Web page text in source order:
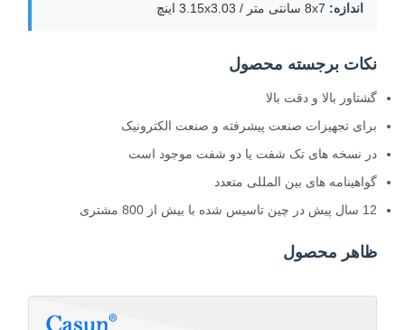
اندازه:8x7 سانتی متر / 3.15x3.03 اینچ
نکات برجسته محصول
گشتاور بالا و دقت بالا
برای تجهیزات صنعت پیشرفته و صنعت الکترونیک
در نسخه های تک شفت یا دو شفت موجود است
گواهینامه های بین المللی متعدد
12 سال پیش در چین تاسیس شده با بیش از 800 مشتری
ظاهر محصول